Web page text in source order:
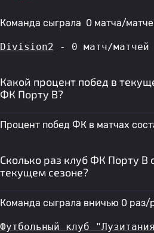
Команда сыграла 0 матча/
Division2 - 0 матч/матчей
Какой процент побед в
ФК Порту B?
Процент побед ФК в матчах
Сколько раз клуб ФК Порту B
текущем сезоне?
Команда сыграла вничью 0 раз/
Футбольный клуб